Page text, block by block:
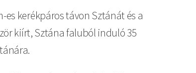
es kerékpáros távon Sztánát és a
kiírt, Sztána faluból induló 35